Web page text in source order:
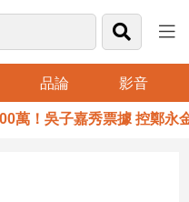
品論 影音
！吳子嘉秀票據 控鄭永金